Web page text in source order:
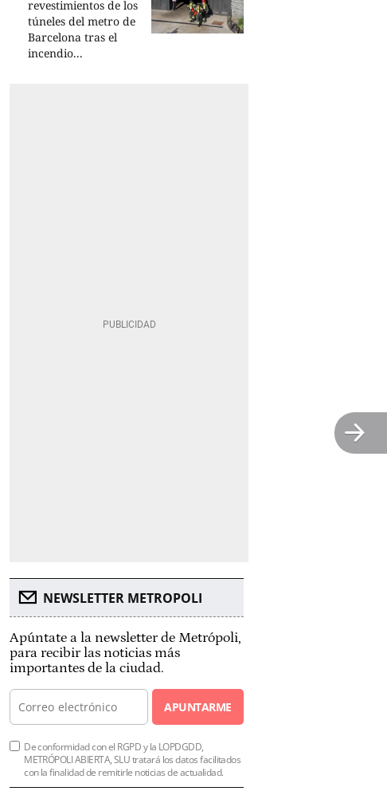
revestimientos de los
túneles del metro de
Barcelona tras el
incendio...
NEWSLETTER METROPOLI
Apúntate a la newsletter de Metrópoli,
para recibir las noticias más
importantes de la ciudad.
APUNTARME
De conformidad con el RGPD y la LOPDGDD,
METRÓPOLI ABIERTA, SLU tratará los datos facilitados
con la finalidad de remitirle noticias de actualidad.